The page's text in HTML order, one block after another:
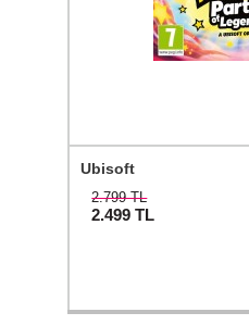
Ubisoft
2.799 TL
2.499TL